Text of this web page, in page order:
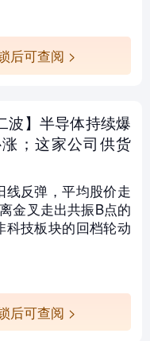
后可查阅 >
波】半导体持续爆
；这家公司供货
线反弹，平均股价走
金叉走出共振B点的
科技板块的回档轮动
后可查阅 >